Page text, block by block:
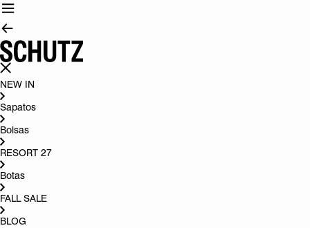
NEW IN
Sapatos
Bolsas
RESORT 27
Botas
FALL SALE
BLOG